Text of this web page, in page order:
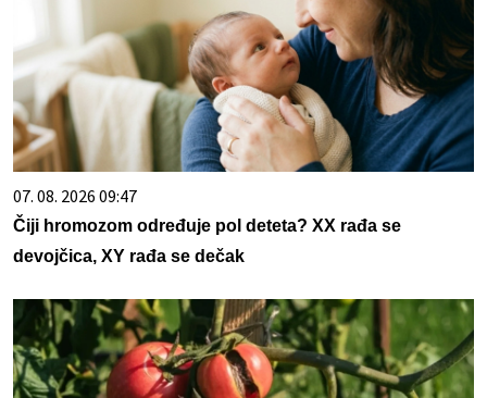
07. 08. 2026 09:47
Čiji hromozom određuje pol deteta? XX rađa se
devojčica, XY rađa se dečak